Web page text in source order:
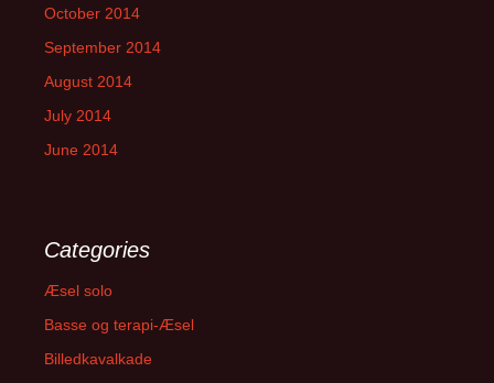
October 2014
September 2014
August 2014
July 2014
June 2014
Categories
Æsel solo
Basse og terapi-Æsel
Billedkavalkade